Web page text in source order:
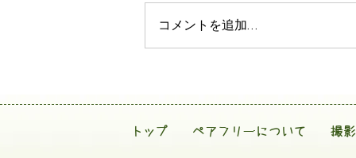
コメントを追加…
トップ ペアフリーについて 撮